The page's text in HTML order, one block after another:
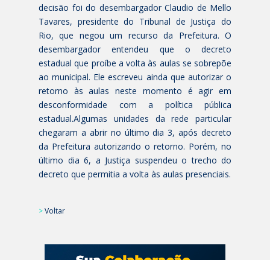
decisão foi do desembargador Claudio de Mello
Tavares, presidente do Tribunal de Justiça do
Rio, que negou um recurso da Prefeitura. O
desembargador entendeu que o decreto
estadual que proíbe a volta às aulas se sobrepõe
ao municipal. Ele escreveu ainda que autorizar o
retorno às aulas neste momento é agir em
desconformidade com a política pública
estadual.Algumas unidades da rede particular
chegaram a abrir no último dia 3, após decreto
da Prefeitura autorizando o retorno. Porém, no
último dia 6, a Justiça suspendeu o trecho do
decreto que permitia a volta às aulas presenciais.
>Voltar